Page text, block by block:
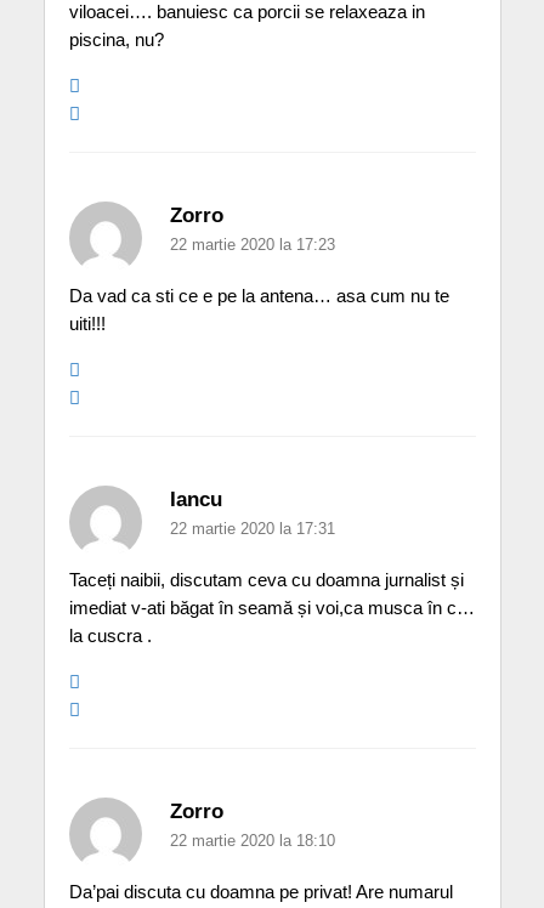
viloacei…. banuiesc ca porcii se relaxeaza in
piscina, nu?
Zorro
22 martie 2020 la 17:23
Da vad ca sti ce e pe la antena… asa cum nu te
uiti!!!
Iancu
22 martie 2020 la 17:31
Taceți naibii, discutam ceva cu doamna jurnalist și
imediat v-ati băgat în seamă și voi,ca musca în c…
la cuscra .
Zorro
22 martie 2020 la 18:10
Da’pai discuta cu doamna pe privat! Are numarul